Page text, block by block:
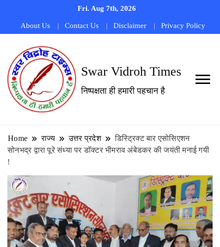
Fri. Aug 7th, 2026
About Us Contact Us Disclaimer Privacy Policy
Swar Vidroh Times
निष्पक्षता ही हमारी पहचान है
Home राज्य उत्तर प्रदेश
डिस्ट्रिक्ट बार एसोसिएशन
सोनभद्र द्वारा पूरे संध्या पर डॉक्टर भीमराव अंबेडकर की जयंती मनाई गयी
!